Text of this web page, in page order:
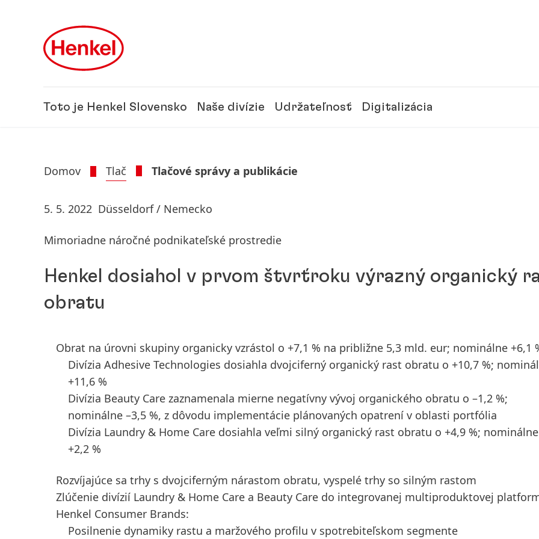
Toto je Henkel Slovensko Naše divízie Udržateľnosť Digitalizácia
Domov Tlač Tlačové správy a publikácie
5. 5. 2022 Düsseldorf / Nemecko
Mimoriadne náročné podnikateľské prostredie
Henkel dosiahol v prvom štvrťroku výrazný organický
obratu
Obrat na úrovni skupiny organicky vzrástol o +7,1 % na približne 5,3 mld. eur; nominálne +6,1
Divízia Adhesive Technologies dosiahla dvojciferný organický rast obratu o +10,7 %;
+11,6 %
Divízia Beauty Care zaznamenala mierne negatívny vývoj organického obratu o –1,2 %;
nominálne –3,5 %, z dôvodu implementácie plánovaných opatrení v oblasti portfólia
Divízia Laundry & Home Care dosiahla veľmi silný organický rast obratu o +4,9 %; nominálne
+2,2 %
Rozvíjajúce sa trhy s dvojciferným nárastom obratu, vyspelé trhy so silným rastom
Zlúčenie divízií Laundry & Home Care a Beauty Care do integrovanej multiproduktovej
Henkel Consumer Brands:
Posilnenie dynamiky rastu a maržového profilu v spotrebiteľskom segmente